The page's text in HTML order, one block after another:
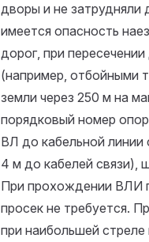
дворы и не затрудняли
имеется опасность
дорог, при
(например, отбойными
земли через 250 м на
порядковый номер
ВЛ до кабельной линии
4 м до кабелей связи),
При прохождении ВЛИ
просек не требуется.
при наибольшей